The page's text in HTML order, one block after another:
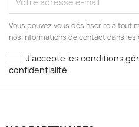
Vous pouvez vous désinscrire à tout
nos informations de contact dans
J'accepte les conditions
confidentialité